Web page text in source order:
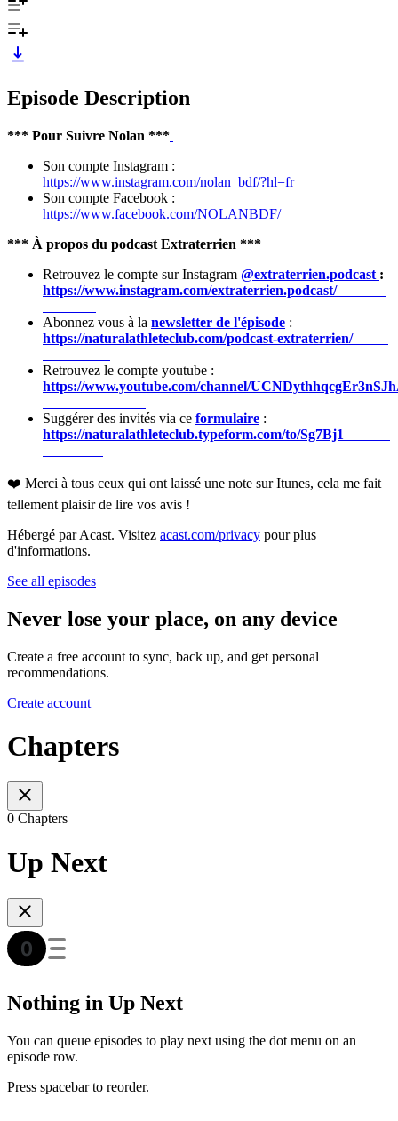
Episode Description
*** Pour Suivre Nolan ***
Son compte Instagram :
https://www.instagram.com/nolan_bdf/?hl=fr
Son compte Facebook :
https://www.facebook.com/NOLANBDF/
*** À propos du podcast Extraterrien ***
Retrouvez le compte sur Instagram @extraterrien.podcast :
https://www.instagram.com/extraterrien.podcast/
Abonnez vous à la newsletter de l'épisode :
https://naturalathleteclub.com/podcast-extraterrien/
Retrouvez le compte youtube :
https://www.youtube.com/channel/
Suggérer des invités via ce formulaire :
https://naturalathleteclub.typeform.com/to/Sg7Bj1
❤️ Merci à tous ceux qui ont laissé une note sur Itunes, cela me fait
tellement plaisir de lire vos avis !
Hébergé par Acast. Visitez acast.com/privacy pour plus
d'informations.
See all episodes
Never lose your place, on any device
Create a free account to sync, back up, and get personal
recommendations.
Create account
Chapters
0 Chapters
Up Next
Nothing in Up Next
You can queue episodes to play next using the dot menu on an
episode row.
Press spacebar to reorder.